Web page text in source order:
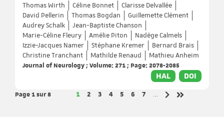
Thomas Wirth Céline Bonnet
Clarisse Delvallée
David Pellerin
Thomas Bogdan
Guillemette Clément
Audrey Schalk
Jean-Baptiste Chanson
Marie-Céline Fleury
Amélie Piton
Nadège Calmels
Izzie-Jacques Namer
Stéphane Kremer
Bernard Brais
Christine Tranchant
Mathilde Renaud
Mathieu Anheim
Journal of Neurology ; Volume: 271 ; Page: 2078-2085
HAL DOI
Page 1sur 8 Page
1 Page
2 Page
3 Page
4 Page
5 Page
6 Page
7
…